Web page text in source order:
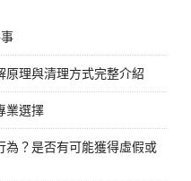
原理與清理方式完整介紹
業選擇
為？是否有可能獲得虛假或